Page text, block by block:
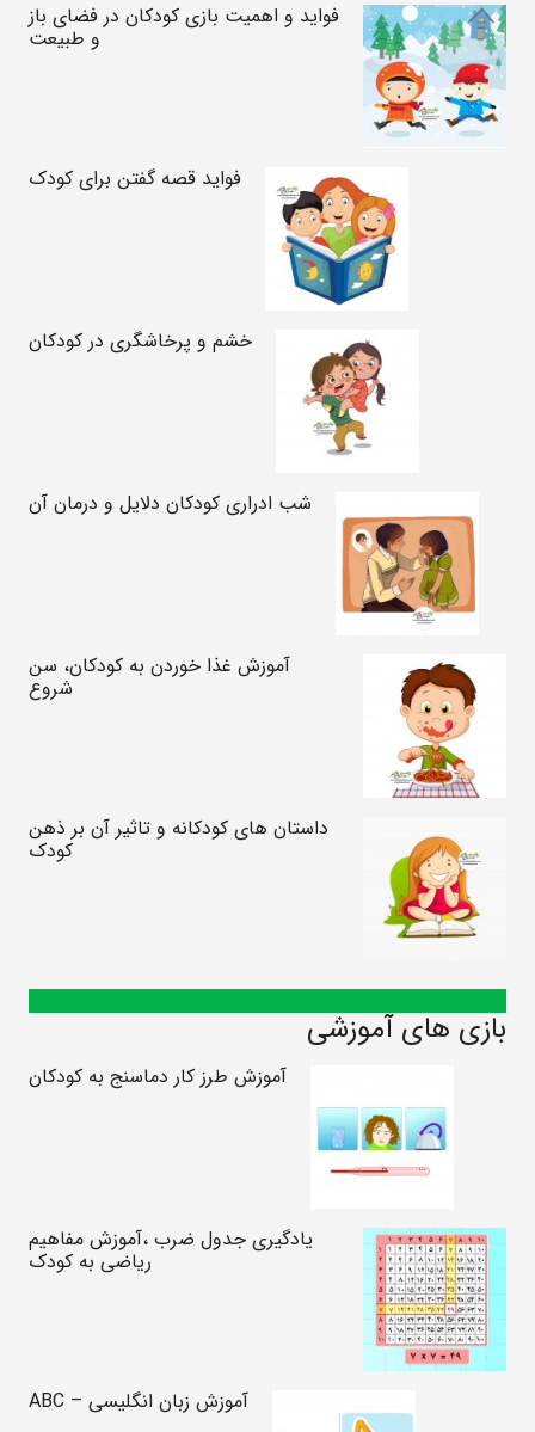
فواید و اهمیت بازی کودکان در فضای باز
و طبیعت
فواید قصه گفتن برای کودک
خشم و پرخاشگری در کودکان
شب ادراری کودکان دلایل و درمان آن
آموزش غذا خوردن به کودکان، سن
شروع
داستان های کودکانه و تاثیر آن بر ذهن
کودک
بازی های آموزشی
آموزش طرز کار دماسنج به کودکان
یادگیری جدول ضرب ،آموزش مفاهیم
ریاضی به کودک
آموزش زبان انگلیسی – ABC